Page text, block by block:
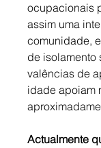
ocupacionais
assim uma
comunidade,
de isolamento
valências de
idade apoiam
Actualmente